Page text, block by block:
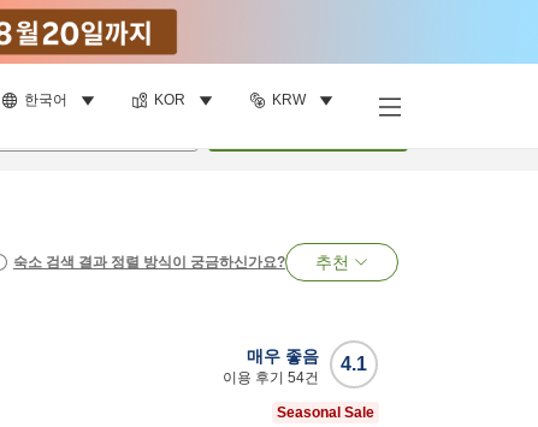
한국어 KOR KRW
숙소 검색 결과 정렬 방식이 궁금하신가요? 추천
4.1
매우 좋음
이용 후기 54건
Seasonal Sale